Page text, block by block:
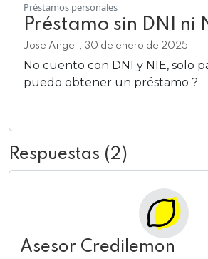
Préstamos personales
Préstamo sin DNI ni
Jose Angel , 30 de enero de 2025
No cuento con DNI y NIE, solo
puedo obtener un préstamo ?
Respuestas (2)
Asesor Credilemon